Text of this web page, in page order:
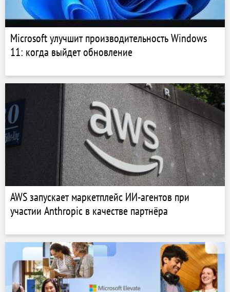
Microsoft улучшит производительность Windows
11: когда выйдет обновление
AWS запускает маркетплейс ИИ-агентов при
участии Anthropic в качестве партнёра